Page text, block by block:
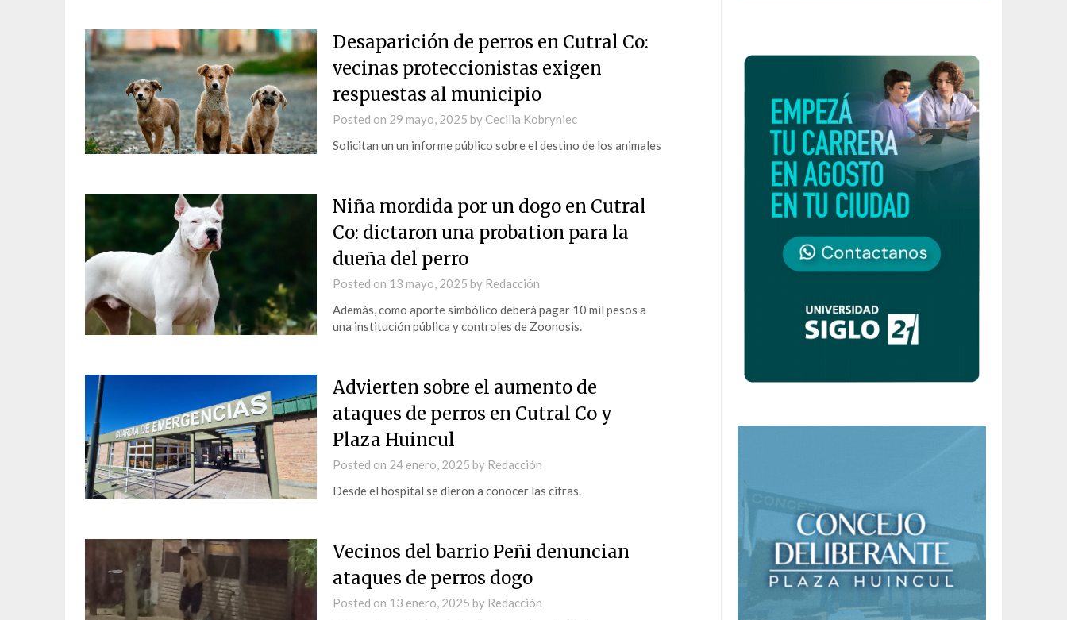
Desaparición de perros en Cutral Co:
vecinas proteccionistas exigen
respuestas al municipio
Posted on 29 mayo, 2025 by Cecilia Kobryniec
Solicitan un un informe público sobre el destino de los animales
Niña mordida por un dogo en Cutral
Co: dictaron una probation para la
dueña del perro
Posted on 13 mayo, 2025 by Redacción
Además, como aporte simbólico deberá pagar 10 mil pesos a
una institución pública y controles de Zoonosis.
Advierten sobre el aumento de
ataques de perros en Cutral Co y
Plaza Huincul
Posted on 24 enero, 2025 by Redacción
Desde el hospital se dieron a conocer las cifras.
Vecinos del barrio Peñi denuncian
ataques de perros dogo
Posted on 13 enero, 2025 by Redacción